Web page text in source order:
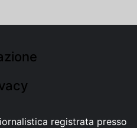
registrata presso